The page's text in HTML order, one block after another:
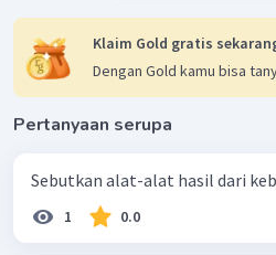
Dengan demikian, jawaban
Klaim Gold gratis
Dengan Gold kamu bisa
Pertanyaan serupa
Sebutkan alat-alat hasil dari
1 0.0